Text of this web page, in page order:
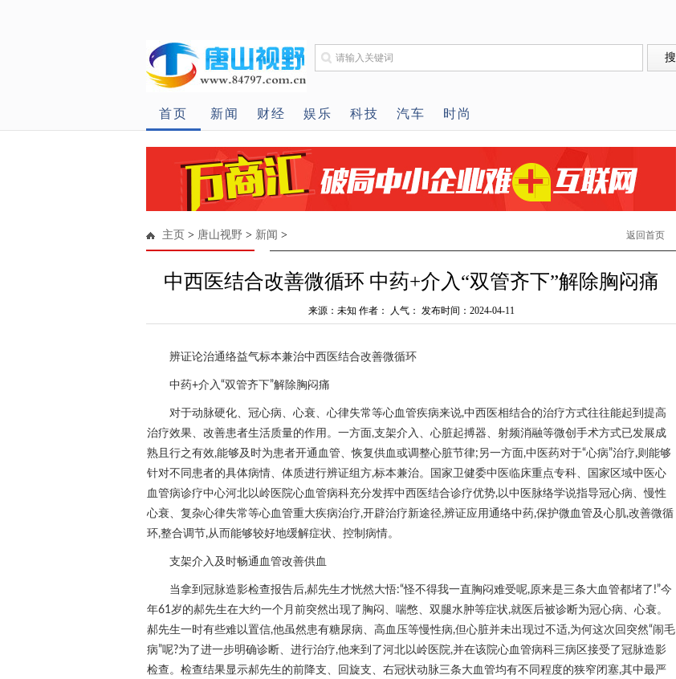
首页 新闻 财经 娱乐 科技 汽车 时尚
主页 > 唐山视野 > 新闻 > 返回首页
中西医结合改善微循环 中药+介入“双管齐下”解除胸闷痛
来源：未知 作者： 人气： 发布时间：2024-04-11
辨证论治通络益气标本兼治中西医结合改善微循环
中药+介入“双管齐下”解除胸闷痛
对于动脉硬化、冠心病、心衰、心律失常等心血管疾病来说,中西医相结合的治疗方式往往能起到提高
治疗效果、改善患者生活质量的作用。一方面,支架介入、心脏起搏器、射频消融等微创手术方式已发展成
熟且行之有效,能够及时为患者开通血管、恢复供血或调整心脏节律;另一方面,中医药对于“心病”治疗,则能够
针对不同患者的具体病情、体质进行辨证组方,标本兼治。国家卫健委中医临床重点专科、国家区域中医心
血管病诊疗中心河北以岭医院心血管病科充分发挥中西医结合诊疗优势,以中医脉络学说指导冠心病、慢性
心衰、复杂心律失常等心血管重大疾病治疗,开辟治疗新途径,辨证应用通络中药,保护微血管及心肌,改善微循
环,整合调节,从而能够较好地缓解症状、控制病情。
支架介入及时畅通血管改善供血
当拿到冠脉造影检查报告后,郝先生才恍然大悟:“怪不得我一直胸闷难受呢,原来是三条大血管都堵了!”今
年61岁的郝先生在大约一个月前突然出现了胸闷、喘憋、双腿水肿等症状,就医后被诊断为冠心病、心衰。
郝先生一时有些难以置信,他虽然患有糖尿病、高血压等慢性病,但心脏并未出现过不适,为何这次回突然“闹毛
病”呢?为了进一步明确诊断、进行治疗,他来到了河北以岭医院,并在该院心血管病科三病区接受了冠脉造影
检查。检查结果显示郝先生的前降支、回旋支、右冠状动脉三条大血管均有不同程度的狭窄闭塞,其中最严